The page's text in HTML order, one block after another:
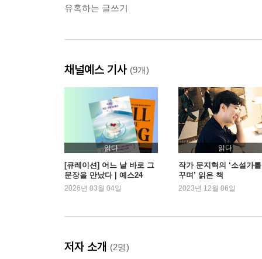
유혹하는 글쓰기
채널예스 기사 (9개)
읽다
[큐레이션] 어느 날 바로 그
문장을 만났다 | 예스24
2026년 03월 04일
읽다
작가 문지혁의 ‘소설가
꾸며’ 읽은 책
2023년 12월 06일
저자 소개 (2명)